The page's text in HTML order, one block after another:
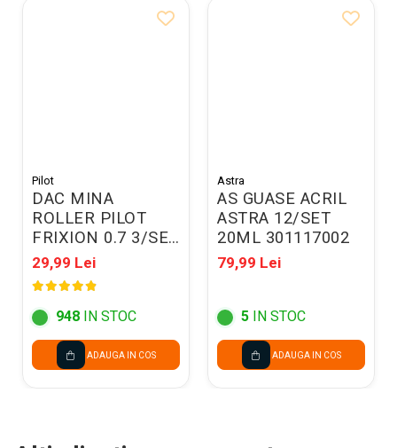
Pilot
DAC MINA
ROLLER PILOT
FRIXION 0.7 3/SET
ALBASTRU BLS-
FR7L-S3
M/074NRFXAA
29,99 Lei
948 IN STOC
ADAUGA IN COS
Astra
AS GUASE ACRIL
ASTRA 12/SET
20ML 301117002
79,99 Lei
5 IN STOC
ADAUGA IN COS